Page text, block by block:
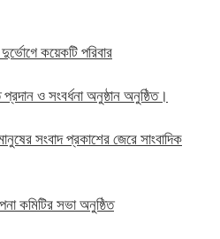
কয়েকটি পরিবার
প্রদান ও সংবর্ধনা অনুষ্ঠান অনুষ্ঠিত।
সংবাদ প্রকাশের জেরে সাংবাদিক
কমিটির সভা অনুষ্ঠিত